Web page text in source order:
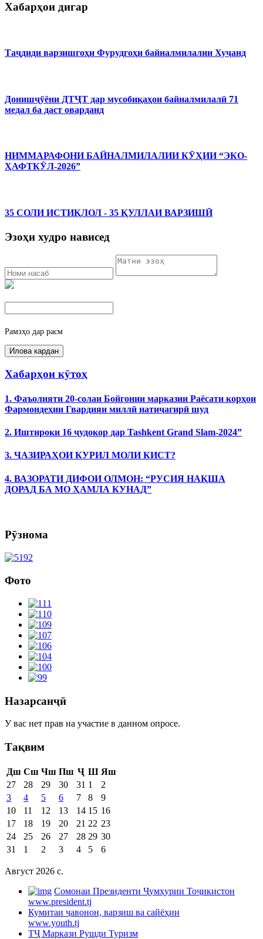
Хабарҳои дигар
Таҷдиди варзишгоҳи Фурудгоҳи байналмилалии Хуҷанд
Донишҷӯёни ДТҶТ дар мусобиқаҳои байналмилалӣ 71
медал ба даст оварданд
НИММАРАФОНИ БАЙНАЛМИЛАЛИИ КӮҲИИ “ЭКО-
ҲАФТКӮЛ-2026”
35 СОЛИ ИСТИҚЛОЛ - 35 ҚУЛЛАИ ВАРЗИШӢ
Эзоҳи худро нависед
Рамзҳо дар расм
Хабарҳои кӯтоҳ
1. Фаъолияти 20-солаи Бойгонии марказии Раёсати корҳои
Фармондеҳии Гвардияи миллӣ натиҷагирӣ шуд
2. Иштироки 16 ҷудокор дар Tashkent Grand Slam-2024”
3. ҶАЗИРАҲОИ КУРИЛ МОЛИ КИСТ?
4. ВАЗОРАТИ ДИФОИ ОЛМОН: “РУСИЯ НАҚША
ДОРАД БА МО ҲАМЛА КУНАД”
Рӯзнома
Фото
Назарсанҷӣ
У вас нет прав на участие в данном опросе.
Тақвим
Дш Сш Чш Пш Ҷ Ш Яш
27
28 29 30 31 1
2
3
4 5 6 7 8
9
10
11 12 13 14 15 16
17
18 19 20 21 22 23
24
25 26 27 28 29 30
31
1 2 3 4 5 6
Август 2026 c.
Cомонаи Президенти Ҷумҳурии Тоҷикистон
www.president.tj
Кумитаи ҷавонон, варзиш ва сайёҳии
www.youth.tj
ТҶ Маркази Рушди Туризм